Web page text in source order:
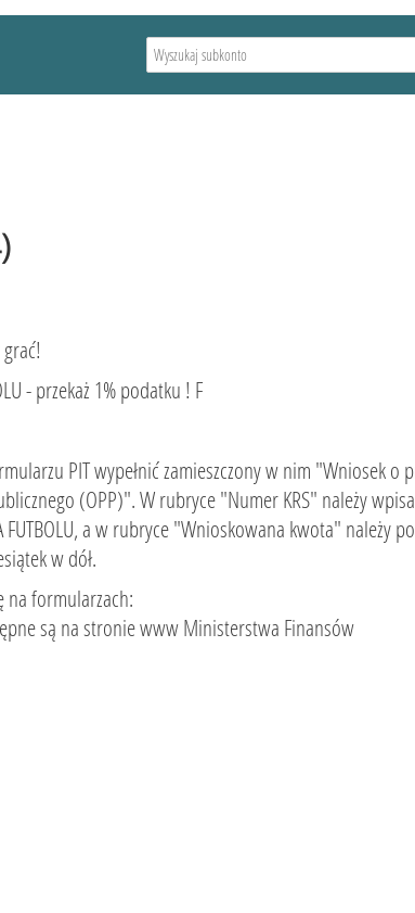
- przekaż 1% podatku ! F
PIT wypełnić zamieszczony w nim "Wniosek o
(OPP)". W rubryce "Numer KRS" należy
FUTBOLU, a w rubryce "Wnioskowana kwota" należy
w dół.
na formularzach:
są na stronie www Ministerstwa Finansów